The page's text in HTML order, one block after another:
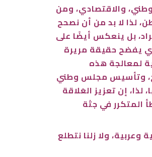
والاقتصادي، ومن
لذا لا بد من أن نصحح
بل ينعكس أيضًا على
يفضح حقيقة مريرة
لمعالجة هذه
وتأسيس مجلس وطني
إن تعزيز العَلاقة
المتكرر في جثة
ولا زلنا نتطلع